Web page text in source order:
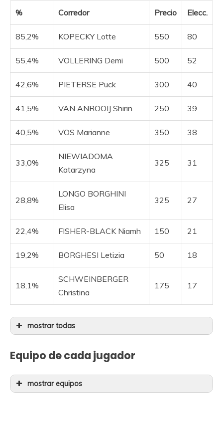
% Corredor Precio Elecc.
85,2% KOPECKY Lotte 550 80
55,4% VOLLERING Demi 500 52
42,6% PIETERSE Puck 300 40
41,5% VAN ANROOIJ Shirin 250 39
40,5% VOS Marianne 350 38
33,0%
NIEWIADOMA
Katarzyna
325 31
28,8%
LONGO BORGHINI
Elisa
325 27
22,4% FISHER-BLACK Niamh 150 21
19,2% BORGHESI Letizia 50 18
18,1%
SCHWEINBERGER
Christina
175 17
mostrar todas
14,9% GEORGI Pfeiffer 250 14
Equipo de cada jugador
mostrar equipos